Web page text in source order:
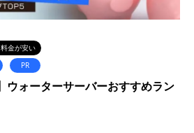
金が安い
PR
ウォーターサーバーおすすめラン